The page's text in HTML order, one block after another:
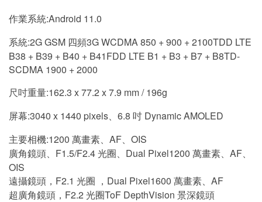
作業系統:Android 11.0
系統:2G GSM 四頻3G WCDMA 850 + 900 + 2100TDD LTE
B38 + B39 + B40 + B41FDD LTE B1 + B3 + B7 + B8TD-
SCDMA 1900 + 2000
尺吋重量:162.3 x 77.2 x 7.9 mm / 196g
屏幕:3040 x 1440 pixels、6.8 吋 Dynamic AMOLED
主要相機:1200 萬畫素、AF、OIS
廣角鏡頭、F1.5/F2.4 光圈、Dual Pixel1200 萬畫素、AF、
OIS
遠攝鏡頭，F2.1 光圈 ，Dual Pixel1600 萬畫素、AF
超廣角鏡頭，F2.2 光圈ToF DepthVision 景深鏡頭